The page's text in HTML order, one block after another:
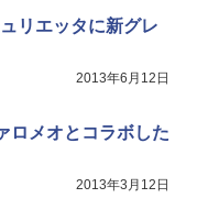
リエッタに新グレ
2013年6月12日
ロメオとコラボした
2013年3月12日